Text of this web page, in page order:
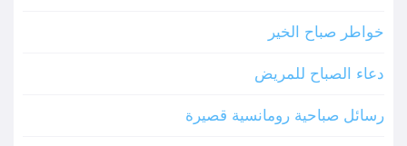
خواطر صباح الخير
دعاء الصباح للمريض
رسائل صباحية رومانسية قصيرة